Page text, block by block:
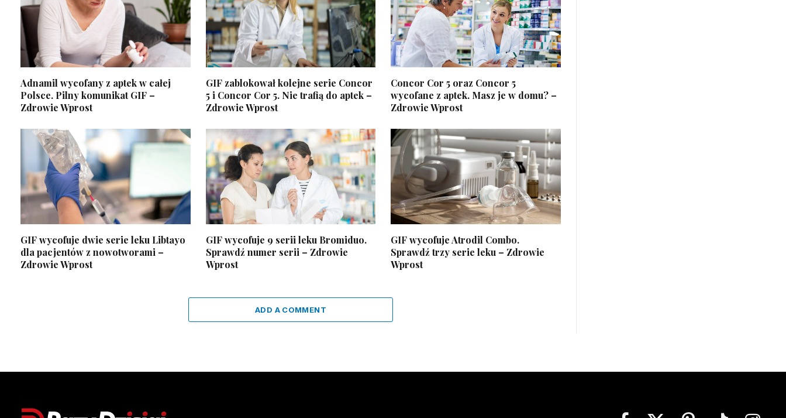
Adnamil wycofany z aptek w całej
Polsce. Pilny komunikat GIF –
Zdrowie Wprost
GIF zablokował kolejne serie Concor
5 i Concor Cor 5. Nie trafią do aptek –
Zdrowie Wprost
Concor Cor 5 oraz Concor 5
wycofane z aptek. Masz je w domu? –
Zdrowie Wprost
GIF wycofuje dwie serie leku Libtayo
dla pacjentów z nowotworami –
Zdrowie Wprost
GIF wycofuje 9 serii leku Bromiduo.
Sprawdź numer serii – Zdrowie
Wprost
GIF wycofuje Atrodil Combo.
Sprawdź trzy serie leku – Zdrowie
Wprost
ADD A COMMENT